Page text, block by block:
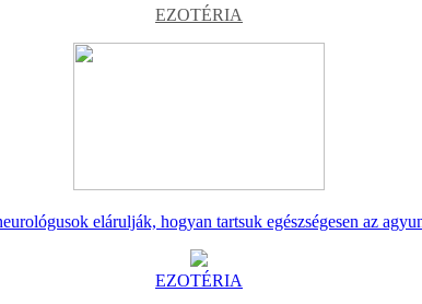
EZOTÉRIA
elárulják, hogyan tartsuk egészségesen az
EZOTÉRIA